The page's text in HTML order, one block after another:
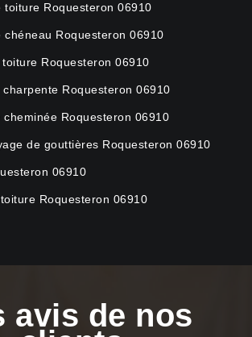
toiture Roquesteron 06910
chéneau Roquesteron 06910
Roquesteron 06910
Roquesteron 06910
cheminée Roquesteron 06910
de gouttières Roquesteron 06910
06910
Roquesteron 06910
avis de nos